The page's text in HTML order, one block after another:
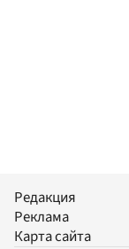
Редакция
Реклама
Карта сайта